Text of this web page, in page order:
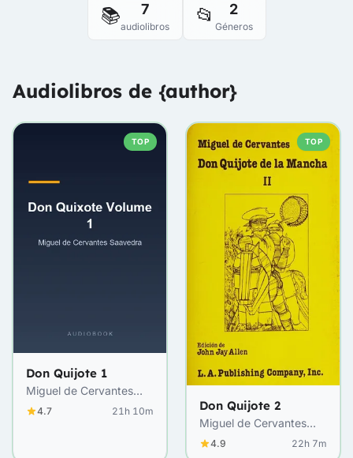
📚 7
audiolibros 📂 2
Géneros
Audiolibros de {author}
TOP
Don Quijote 1
Miguel de Cervantes
Saavedra
4.7 21h 10m
TOP
Don Quijote 2
Miguel de Cervantes
Saavedra
4.9 22h 7m